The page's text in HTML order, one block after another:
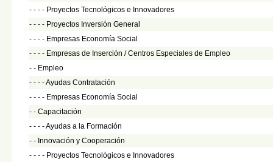
- - - - Proyectos Tecnológicos e Innovadores
- - - - Proyectos Inversión General
- - - - Empresas Economía Social
- - - - Empresas de Inserción / Centros Especiales de Empleo
- - Empleo
- - - -Ayudas Contratación
- - - - Empresas Economía Social
- - Capacitación
- - - -Ayudas a la Formación
- - Innovación y Cooperación
- - - - Proyectos Tecnológicos e Innovadores